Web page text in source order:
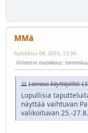
MMä
huhtikuu 04, 2016, 13:34
Viimeisin muokkaus:
Lainaus käyttäjältä:
Lopullisia
näyttää vaihtuvan
valikoituvan 25.-